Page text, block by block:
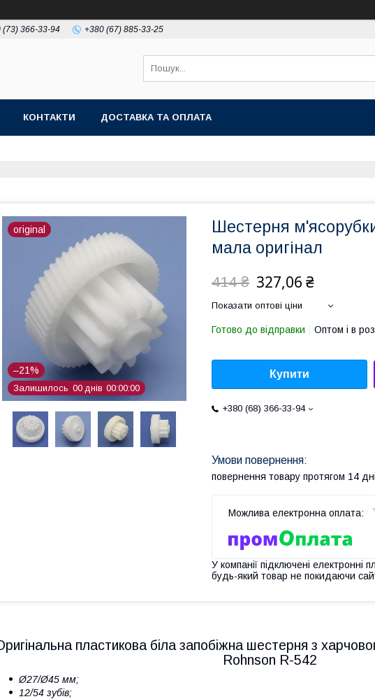
(73) 366-33-94 +380 (67) 885-33-25
КОНТАКТИ ДОСТАВКА ТА ОПЛАТА
original
–21%
Залишилось 00 днів 00 00 00
Шестерня
мала оригінал
414 ₴ 327,06 ₴
Показати оптові ціни
Готово до відправки Оптом і в
Купити
+380 (68) 366-33-94
повернення товару протягом 14
У компанії підключені електронні
будь-який товар не покидаючи
пластикова біла запобіжна шестерня з
Rohnson R-542
Ø27/Ø45 мм;
12/54 зубів;